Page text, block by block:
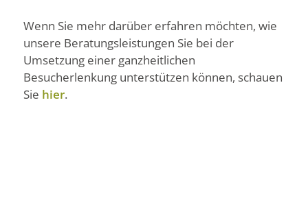
Wenn Sie mehr darüber erfahren möchten, wie
unsere Beratungsleistungen Sie bei der
Umsetzung einer ganzheitlichen
Besucherlenkung unterstützen können, schauen
Sie hier.